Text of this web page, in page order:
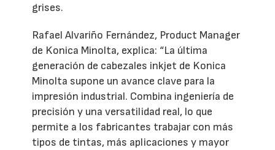
grises.
Rafael Alvariño Fernández, Product Manager
de Konica Minolta, explica: “La última
generación de cabezales inkjet de Konica
Minolta supone un avance clave para la
impresión industrial. Combina ingeniería de
precisión y una versatilidad real, lo que
permite a los fabricantes trabajar con más
tipos de tintas, más aplicaciones y mayor